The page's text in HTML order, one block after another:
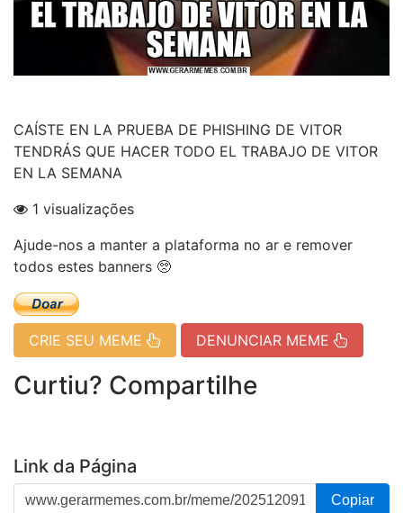
CAÍSTE EN LA PRUEBA DE PHISHING DE VITOR
TENDRÁS QUE HACER TODO EL TRABAJO DE VITOR
EN LA SEMANA
1 visualizações
Ajude-nos a manter a plataforma no ar e remover
todos estes banners 🥺
CRIE SEU MEME DENUNCIAR MEME
Curtiu? Compartilhe
Link da Página
Copiar